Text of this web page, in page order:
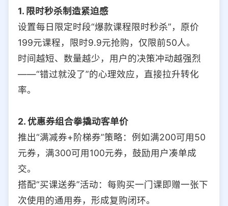
1. 限时秒杀制造紧迫感
设置每日限定时段“爆款课程限时秒杀”，原价
199元课程，限时9.9元抢购，仅限前50人。
时间越短、数量越少，用户的决策冲动越强烈
——“错过就没了”的心理效应，直接拉升转化
率。
2. 优惠券组合拳撬动客单价
推出“满减券+阶梯券”策略：例如满200可用50
元券，满300可用100元券，鼓励用户凑单成
交。
搭配“买课送券”活动：每购买一门课即赠一张下
次使用的通用券，形成复购闭环。